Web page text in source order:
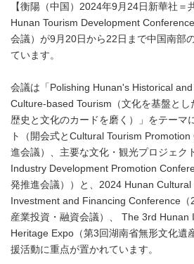
【衡陽（中国）2024年9月24日新華社＝
Hunan Tourism Development
会議）が9月20日から22日まで中国南部
ています。
会議は「Polishing Hunan's Historical
Culture-based Tourism（文化を基盤と
歴史と文化のカードを磨く）」をテーマ
ト（開会式とCultural Tourism
進会議）、主要な文化・観光プロジェク
Industry Development Promotion
発推進会議））と、2024 Hunan
Investment and Financing Conference
産業投資・融資会議）、 The 3rd Hunan
Heritage Expo（第3回湖南省無形文化遺
援活動に重点が置かれています。